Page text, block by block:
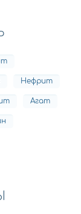
Нефрит
Агат